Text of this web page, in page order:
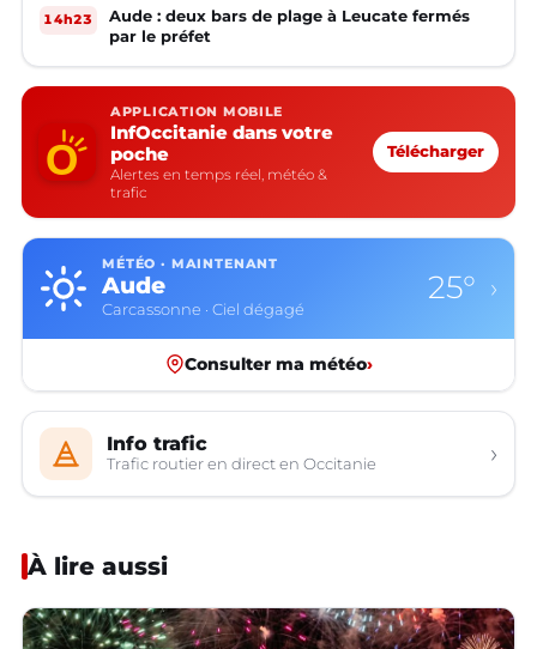
14h23
Aude : deux bars de plage à Leucate fermés
par le préfet
APPLICATION MOBILE
InfOccitanie dans votre
poche
Alertes en temps réel, météo &
trafic
Télécharger
MÉTÉO · MAINTENANT
Aude
Carcassonne · Ciel dégagé
25° ›
Consulter ma météo›
Info trafic
Trafic routier en direct en Occitanie ›
À lire aussi